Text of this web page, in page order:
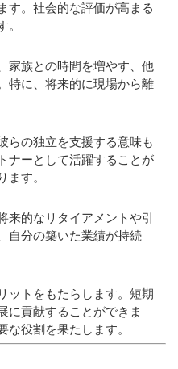
す。社会的な評価が高まる
家族との時間を増やす、他
特に、将来的に現場から離
らの独立を支援する意味も
ナーとして活躍することが
す。
来的なリタイアメントや引
自分の築いた業績が持続
ットをもたらします。短期
に貢献することができま
役割を果たします。